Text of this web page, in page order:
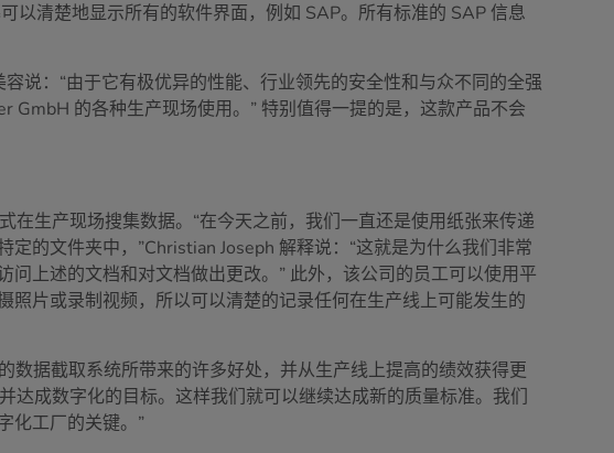
以清楚地显示所有的软件界面，例如 SAP。所有标准的 SAP 信息
说：“由于它有极优异的性能、行业领先的安全性和与众不同的全强
的各种生产现场使用。” 特别值得一提的是，这款产品不会
生产现场搜集数据。“在今天之前，我们一直还是使用纸张来传递
的文件夹中，”Christian Joseph 解释说：“这就是为什么我们非常
上述的文档和对文档做出更改。” 此外，该公司的员工可以使用平
片或录制视频，所以可以清楚的记录任何在生产线上可能发生的
据截取系统所带来的许多好处，并从生产线上提高的绩效获得更
达成数字化的目标。这样我们就可以继续达成新的质量标准。我们
化工厂的关键。”